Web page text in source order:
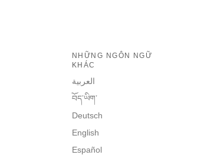
NHỮNG NGÔN NGỮ
KHÁC
العربية
བོད་ཡིག་
Deutsch
English
Español